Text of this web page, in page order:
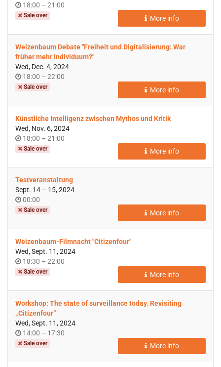
Time
of
18:00 – until
21:00
Sale over More info
Weizenbaum Debate "Freiheit und Digitalisierung: War
früher mehr Individuum?"
Wed, Dec. 4, 2024
Time
of
18:00 – until
22:00
Sale over More info
Künstliche Intelligenz zwischen Mythos und Kritik
Wed, Nov. 6, 2024
Time
of
18:00 – until
21:00
Sale over More info
Testveranstaltung
Sept. 14 – until
15, 2024
Time
of
00:00
Sale over More info
Weizenbaum-Filmnacht "Citizenfour"
Wed, Sept. 11, 2024
Time
of
18:30 – until
22:00
Sale over More info
Workshop: The state of surveillance today. Revisiting
„Citizenfour“
Wed, Sept. 11, 2024
Time
of
14:00 – until
17:30
Sale over More info